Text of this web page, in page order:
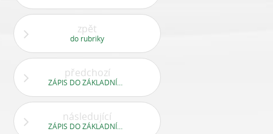
zpět
do rubriky
předchozí
následující